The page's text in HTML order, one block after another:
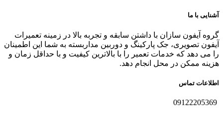
آشنایی با ما
گروه آیفون سازان با داشتن سابقه و تجربه بالا در زمینه تعمیرات
آیفون تصویری، جک پارکینگ و دوربین مداربسته به شما این اطمینان
را می دهد که خدمات تعمیر را با بالاترین کیفیت و با حداقل زمان و
هزینه ممکن در محل انجام دهد.
اطلاعات تماس